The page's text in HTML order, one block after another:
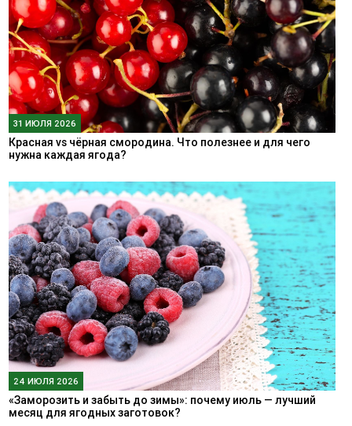
31 ИЮЛЯ 2026
Красная vs чёрная смородина. Что полезнее и для чего
нужна каждая ягода?
24 ИЮЛЯ 2026
«Заморозить и забыть до зимы»: почему июль — лучший
месяц для ягодных заготовок?